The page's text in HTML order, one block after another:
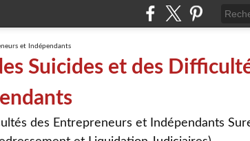
Suicides et des
des Entrepreneurs et Indépendants